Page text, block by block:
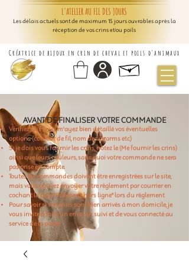
L'ATELIER AU FIL DES JOURS
Les délais actuels sont de maximum 15 jours ouvrables après la
réception de vos crins et/ou poils
Créatrice de bijoux en crin de cheval et poils d'animaux
AVANT DE FINALISER VOTRE COMMANDE
Vérifiez que vous m'ayez bien détaillé vos éventuelles
options (couleur de fil, nom des charms etc)
Si je dois vous fournir les crins, notez le (Me fournir les crins)
ainsi que leurs couleurs, sans quoi votre commande ne sera
pas prise en compte.
Toutes les commandes doivent être enregistrées sur le site,
mais vous pouvez envoyer votre règlement par courrier en
cochant la case "Paiement hors ligne" lors du règlement
Pour savoir si vos crins sont bien arrivés à mon domicile, je
vous invite à faire un envoi en suivi et de vous connecté au
service de la poste.